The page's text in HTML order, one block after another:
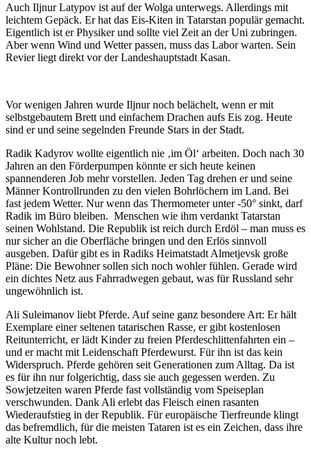
Auch Iljnur Latypov ist auf der Wolga unterwegs. Allerdings mit
leichtem Gepäck. Er hat das Eis-Kiten in Tatarstan populär gemacht.
Eigentlich ist er Physiker und sollte viel Zeit an der Uni zubringen.
Aber wenn Wind und Wetter passen, muss das Labor warten. Sein
Revier liegt direkt vor der Landeshauptstadt Kasan.
Vor wenigen Jahren wurde Iljnur noch belächelt, wenn er mit
selbstgebautem Brett und einfachem Drachen aufs Eis zog. Heute
sind er und seine segelnden Freunde Stars in der Stadt.
Radik Kadyrov wollte eigentlich nie ‚im Öl‘ arbeiten. Doch nach 30
Jahren an den Förderpumpen könnte er sich heute keinen
spannenderen Job mehr vorstellen. Jeden Tag drehen er und seine
Männer Kontrollrunden zu den vielen Bohrlöchern im Land. Bei
fast jedem Wetter. Nur wenn das Thermometer unter -50° sinkt, darf
Radik im Büro bleiben. Menschen wie ihm verdankt Tatarstan
seinen Wohlstand. Die Republik ist reich durch Erdöl – man muss es
nur sicher an die Oberfläche bringen und den Erlös sinnvoll
ausgeben. Dafür gibt es in Radiks Heimatstadt Almetjevsk große
Pläne: Die Bewohner sollen sich noch wohler fühlen. Gerade wird
ein dichtes Netz aus Fahrradwegen gebaut, was für Russland sehr
ungewöhnlich ist.
Ali Suleimanov liebt Pferde. Auf seine ganz besondere Art: Er hält
Exemplare einer seltenen tatarischen Rasse, er gibt kostenlosen
Reitunterricht, er lädt Kinder zu freien Pferdeschlittenfahrten ein –
und er macht mit Leidenschaft Pferdewurst. Für ihn ist das kein
Widerspruch. Pferde gehören seit Generationen zum Alltag. Da ist
es für ihn nur folgerichtig, dass sie auch gegessen werden. Zu
Sowjetzeiten waren Pferde fast vollständig vom Speiseplan
verschwunden. Dank Ali erlebt das Fleisch einen rasanten
Wiederaufstieg in der Republik. Für europäische Tierfreunde klingt
das befremdlich, für die meisten Tataren ist es ein Zeichen, dass ihre
alte Kultur noch lebt.